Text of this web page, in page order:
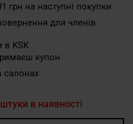
грн на наступні покупки
для членів
в KSK
купон
салонах
штуки в наявності